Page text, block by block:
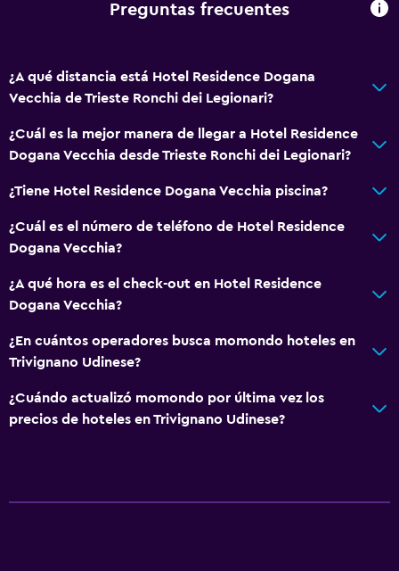
Preguntas frecuentes
¿A qué distancia está Hotel Residence Dogana
Vecchia de Trieste Ronchi dei Legionari?
¿Cuál es la mejor manera de llegar a Hotel Residence
Dogana Vecchia desde Trieste Ronchi dei Legionari?
¿Tiene Hotel Residence Dogana Vecchia piscina?
¿Cuál es el número de teléfono de Hotel Residence
Dogana Vecchia?
¿A qué hora es el check-out en Hotel Residence
Dogana Vecchia?
¿En cuántos operadores busca momondo hoteles en
Trivignano Udinese?
¿Cuándo actualizó momondo por última vez los
precios de hoteles en Trivignano Udinese?